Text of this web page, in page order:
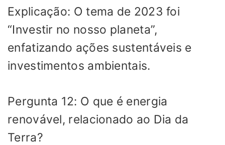
Explicação: O tema de 2023 foi
“Investir no nosso planeta”,
enfatizando ações sustentáveis e
investimentos ambientais.
Pergunta 12: O que é energia
renovável, relacionado ao Dia da
Terra?